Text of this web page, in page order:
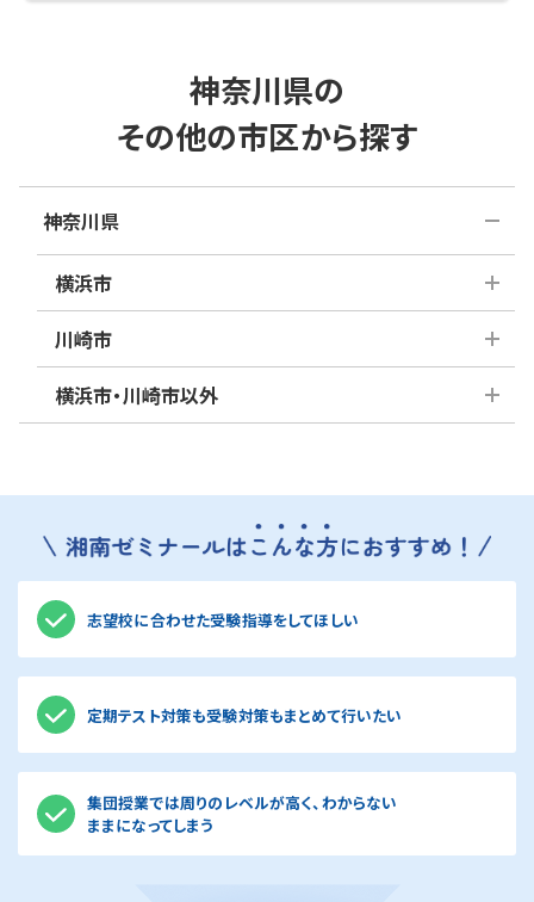
神奈川県の
その他の市区から探す
神奈川県
横浜市
青葉区 旭区
泉区
磯子区
神奈川区
金沢区
瀬谷区
都筑区 戸塚区
保土ケ谷
区
南区 鶴見区
川崎市
麻生区 川崎区
幸区
宮前区
横浜市・川崎市以外
相模原市
座間市
茅ヶ崎市
平塚市
藤沢市
大和市
志望校に合わせた受験指導をしてほしい
定期テスト対策も受験対策もまとめて行いたい
集団授業では周りのレベルが高く、わからない
ままになってしまう